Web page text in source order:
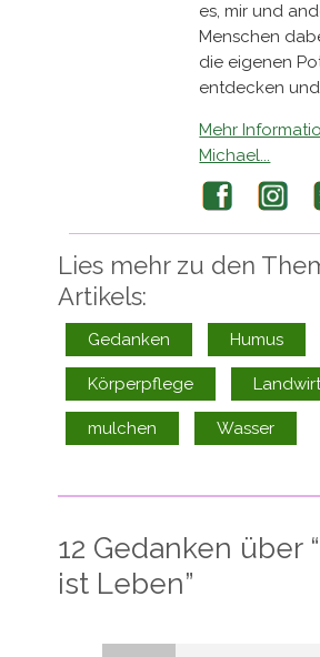
es, mir und
Menschen
die eigenen
entdecken
Mehr
Michael...
Facebook
Lies mehr zu den
Artikels:
Gedanken Humus
Körperpflege
mulchen Wasser
12 Gedanken über “
ist Leben”